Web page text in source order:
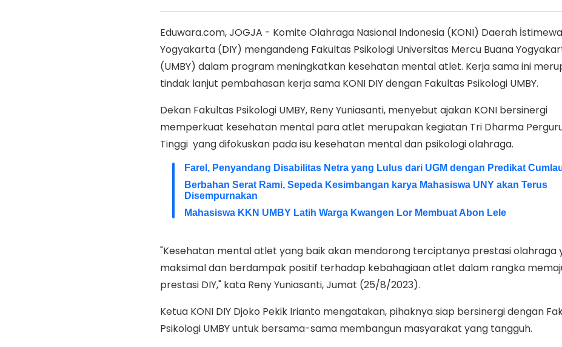
Eduwara.com, JOGJA - Komite Olahraga Nasional Indonesia (KONI) Daerah İstimewa
Yogyakarta (DIY) mengandeng Fakultas Psikologi Universitas Mercu Buana
(UMBY) dalam program meningkatkan kesehatan mental atlet. Kerja sama ini
tindak lanjut pembahasan kerja sama KONI DIY dengan Fakultas Psikologi UMBY.
Dekan Fakultas Psikologi UMBY, Reny Yuniasanti, menyebut ajakan KONI bersinergi
memperkuat kesehatan mental para atlet merupakan kegiatan Tri Dharma
Tinggi yang difokuskan pada isu kesehatan mental dan psikologi olahraga.
Farel, Penyandang Disabilitas Netra yang Lulus dari UGM dengan Predikat
Berbahan Serat Rami, Sepeda Kesimbangan karya Mahasiswa UNY akan Terus
Disempurnakan
Mahasiswa KKN UMBY Latih Warga Kwangen Lor Membuat Abon Lele
"Kesehatan mental atlet yang baik akan mendorong terciptanya prestasi olahraga
maksimal dan berdampak positif terhadap kebahagiaan atlet dalam rangka
prestasi DIY," kata Reny Yuniasanti, Jumat (25/8/2023).
Ketua KONI DIY Djoko Pekik Irianto mengatakan, pihaknya siap bersinergi dengan
Psikologi UMBY untuk bersama-sama membangun masyarakat yang tangguh.